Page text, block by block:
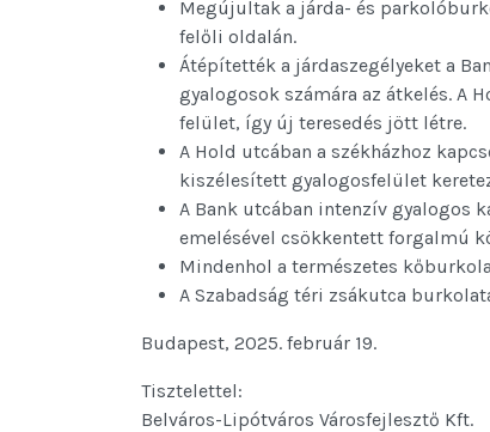
Megújultak a járda- és
felőli oldalán.
Átépítették a járdaszegélyeket a
gyalogosok számára az átkelés. A
felület, így új teresedés jött létre.
A Hold utcában a székházhoz
kiszélesített gyalogosfelület
A Bank utcában intenzív gyalogos
emelésével csökkentett forgalmú
Mindenhol a természetes
A Szabadság téri zsákutca
Budapest, 2025. február 19.
Tisztelettel:
Belváros-Lipótváros Városfejlesztő Kft.